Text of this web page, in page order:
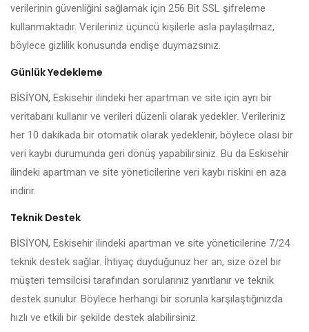
verilerinin güvenliğini sağlamak için 256 Bit SSL şifreleme
kullanmaktadır. Verileriniz üçüncü kişilerle asla paylaşılmaz,
böylece gizlilik konusunda endişe duymazsınız.
Günlük Yedekleme
BİSİYON, Eskisehir ilindeki her apartman ve site için ayrı bir
veritabanı kullanır ve verileri düzenli olarak yedekler. Verileriniz
her 10 dakikada bir otomatik olarak yedeklenir, böylece olası bir
veri kaybı durumunda geri dönüş yapabilirsiniz. Bu da Eskisehir
ilindeki apartman ve site yöneticilerine veri kaybı riskini en aza
indirir.
Teknik Destek
BİSİYON, Eskisehir ilindeki apartman ve site yöneticilerine 7/24
teknik destek sağlar. İhtiyaç duyduğunuz her an, size özel bir
müşteri temsilcisi tarafından sorularınız yanıtlanır ve teknik
destek sunulur. Böylece herhangi bir sorunla karşılaştığınızda
hızlı ve etkili bir şekilde destek alabilirsiniz.